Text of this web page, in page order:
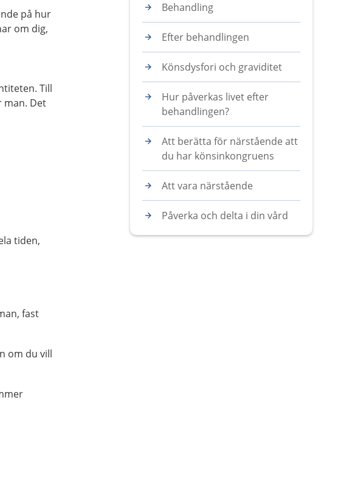
på hur
om dig,
Till
man. Det
tiden,
fast
om du vill
Behandling
Efter behandlingen
Könsdysfori och graviditet
Hur påverkas livet efter
behandlingen?
Att berätta för närstående att
du har könsinkongruens
Att vara närstående
Påverka och delta i din vård